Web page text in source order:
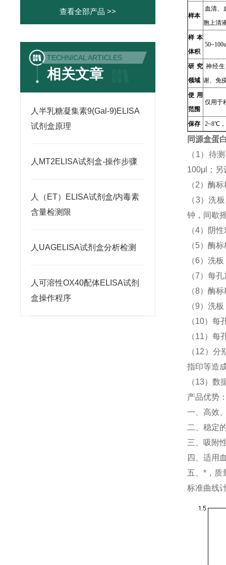
查看全部产品 >>
TECHNICAL ARTICLES
相关文章
人半乳糖凝集素9(Gal-9)ELISA
试剂盒原理
人MT2ELISA试剂盒-操作步骤
人（ET）ELISA试剂盒/内毒素
含量检测限
人UAGELISA试剂盒分析检测
人可溶性OX40配体ELISA试剂
盒操作程序
样本
血清、
胞上清
样本
体积
研究
领域
神经
谢、免
使用
范围
仅用于
保存 2~8℃
同源盒蛋
（1）待
100μl；
（2）酶
（3）洗
钟，间歇
（4）阴
（5）酶
（6）洗
（7）每
（8）酶
（9）洗
（10）
（11）
（12）
指印等造
（13）
产品优势
一、高效
二、稳定
三、吸附
四、适用
五、*，质
标准曲线